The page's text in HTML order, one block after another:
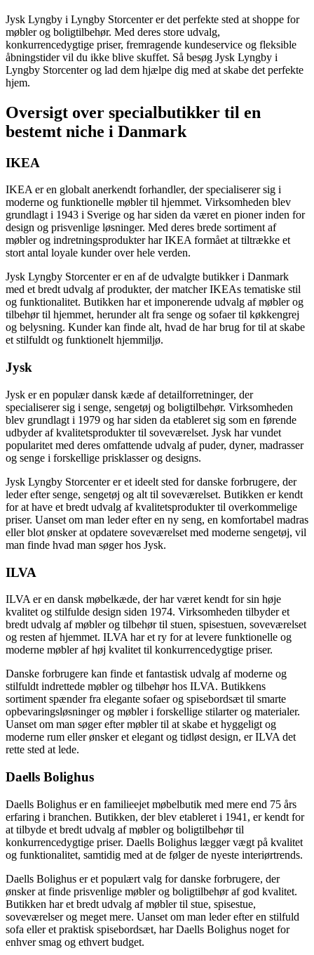
Jysk Lyngby i Lyngby Storcenter er det perfekte sted at shoppe for
møbler og boligtilbehør. Med deres store udvalg,
konkurrencedygtige priser, fremragende kundeservice og fleksible
åbningstider vil du ikke blive skuffet. Så besøg Jysk Lyngby i
Lyngby Storcenter og lad dem hjælpe dig med at skabe det perfekte
hjem.
Oversigt over specialbutikker til en
bestemt niche i Danmark
IKEA
IKEA er en globalt anerkendt forhandler, der specialiserer sig i
moderne og funktionelle møbler til hjemmet. Virksomheden blev
grundlagt i 1943 i Sverige og har siden da været en pioner inden for
design og prisvenlige løsninger. Med deres brede sortiment af
møbler og indretningsprodukter har IKEA formået at tiltrække et
stort antal loyale kunder over hele verden.
Jysk Lyngby Storcenter er en af ​​de udvalgte butikker i Danmark
med et bredt udvalg af produkter, der matcher IKEAs tematiske stil
og funktionalitet. Butikken har et imponerende udvalg af møbler og
tilbehør til hjemmet, herunder alt fra senge og sofaer til køkkengrej
og belysning. Kunder kan finde alt, hvad de har brug for til at skabe
et stilfuldt og funktionelt hjemmiljø.
Jysk
Jysk er en populær dansk kæde af detailforretninger, der
specialiserer sig i senge, sengetøj og boligtilbehør. Virksomheden
blev grundlagt i 1979 og har siden da etableret sig som en førende
udbyder af kvalitetsprodukter til soveværelset. Jysk har vundet
popularitet med deres omfattende udvalg af puder, dyner, madrasser
og senge i forskellige prisklasser og designs.
Jysk Lyngby Storcenter er et ideelt sted for danske forbrugere, der
leder efter senge, sengetøj og alt til soveværelset. Butikken er kendt
for at have et bredt udvalg af kvalitetsprodukter til overkommelige
priser. Uanset om man leder efter en ny seng, en komfortabel madras
eller blot ønsker at opdatere soveværelset med moderne sengetøj, vil
man finde hvad man søger hos Jysk.
ILVA
ILVA er en dansk møbelkæde, der har været kendt for sin høje
kvalitet og stilfulde design siden 1974. Virksomheden tilbyder et
bredt udvalg af møbler og tilbehør til stuen, spisestuen, soveværelset
og resten af hjemmet. ILVA har et ry for at levere funktionelle og
moderne møbler af høj kvalitet til konkurrencedygtige priser.
Danske forbrugere kan finde et fantastisk udvalg af moderne og
stilfuldt indrettede møbler og tilbehør hos ILVA. Butikkens
sortiment spænder fra elegante sofaer og spisebordsæt til smarte
opbevaringsløsninger og møbler i forskellige stilarter og materialer.
Uanset om man søger efter møbler til at skabe et hyggeligt og
moderne rum eller ønsker et elegant og tidløst design, er ILVA det
rette sted at lede.
Daells Bolighus
Daells Bolighus er en familieejet møbelbutik med mere end 75 års
erfaring i branchen. Butikken, der blev etableret i 1941, er kendt for
at tilbyde et bredt udvalg af møbler og boligtilbehør til
konkurrencedygtige priser. Daells Bolighus lægger vægt på kvalitet
og funktionalitet, samtidig med at de følger de nyeste interiørtrends.
Daells Bolighus er et populært valg for danske forbrugere, der
ønsker at finde prisvenlige møbler og boligtilbehør af god kvalitet.
Butikken har et bredt udvalg af møbler til stue, spisestue,
soveværelser og meget mere. Uanset om man leder efter en stilfuld
sofa eller et praktisk spisebordsæt, har Daells Bolighus noget for
enhver smag og ethvert budget.